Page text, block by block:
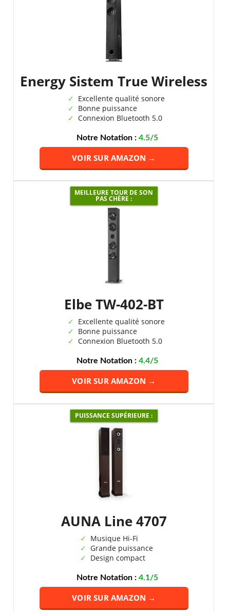
Energy Sistem True Wireless
Excellente qualité sonore
Bonne puissance
Connexion Bluetooth 5.0
Notre Notation :4.5/5
VOIR SUR AMAZON →
MEILLEURE TOUR DE SON
PAS CHÈRE :
Elbe TW-402-BT
Excellente qualité sonore
Bonne puissance
Connexion Bluetooth 5.0
Notre Notation :4.4/5
VOIR SUR AMAZON →
PUISSANCE SUPÉRIEURE :
AUNA Line 4707
Musique Hi-Fi
Grande puissance
Design compact
Notre Notation :4.1/5
VOIR SUR AMAZON →